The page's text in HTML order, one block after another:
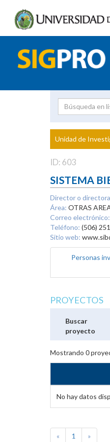
Proyecto
Unidad de
ID: 603
SISTEMA
Director o
Área: OTRAS
Correo electrónico:
Teléfono: (506)
Sitio web:
Personas
PROYECTOS
Buscar
proyecto
Mostrando 0
No hay datos
« 1 »